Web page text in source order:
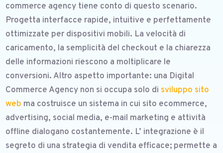
commerce agency tiene conto di questo scenario.
Progetta interfacce rapide, intuitive e perfettamente
ottimizzate per dispositivi mobili. La velocità di
caricamento, la semplicità del checkout e la chiarezza
delle informazioni riescono a moltiplicare le
conversioni. Altro aspetto importante: una Digital
Commerce Agency non si occupa solo di sviluppo sito
web ma costruisce un sistema in cui sito ecommerce,
advertising, social media, e-mail marketing e attività
offline dialogano costantemente. L’ integrazione è il
segreto di una strategia di vendita efficace; permette a